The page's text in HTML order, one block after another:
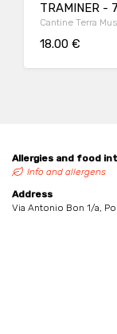
TRAMINER -
Cantine Terra
18.00 €
Allergies and food
Info and allergens
Address
Via Antonio Bon 1/a,